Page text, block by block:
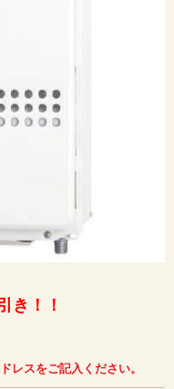
き！！
レスをご記入ください。